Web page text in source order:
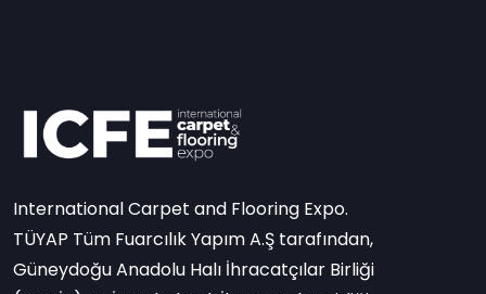
International Carpet and Flooring Expo.
TÜYAP Tüm Fuarcılık Yapım A.Ş tarafından,
Güneydoğu Anadolu Halı İhracatçılar Birliği